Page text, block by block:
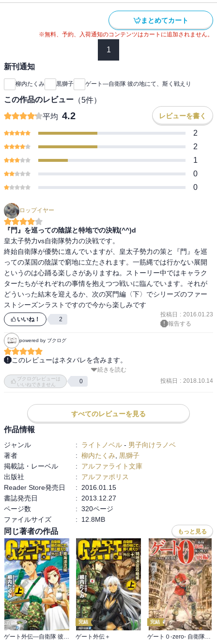
まとめてカート
※無料、予約、入荷通知のコンテンツはカートに追加されません。
1
新刊通知
柳内たくみ 黒獅子 ゲート―自衛隊 彼の地にて、斯く戦えり
この作品のレビュー （5件）
平均 4.2 レビューを書く
2
2
1
0
0
ロップイヤー
『門』を巡っての陰謀と特地での決戦(^^)d
皇太子勢力vs自衛隊勢力の決戦です。
終始自衛隊が優勢に進んでいますが、皇太子勢力の策と『門』を巡
っての某国の陰謀で窮地に立たされます。一筋縄では行かない展開
というのは心踊る楽しさがありますね。ストーリー中ではキャラク
ターたちがそれぞれの事情を抱えつつ戦いに臨んでいます。それが
どういった結末を迎えるか、次の冥門編〈下〉でシリーズのファー
ストシーズンラストですので今から楽しみです
いいね！ 2
投稿日 : 2016.01.23
報告する
powered by ブクログ
このレビューはネタバレを含みます。
そして、話はクライマックスへ（最終巻で伏線全部回収できるのか
な？）[more]
ー挿絵になってない件。
皇帝、ﾏﾁﾞ皇帝の噐。
ついに、銀座で諸外国（主に中国）の実力行使。
ディアボと中国がそんなに上手く繋がれるとは思えないんだよねと
か。
続きを読む
ブクログレビューは
いいねできません
0 投稿日 : 2018.10.14
すべてのレビューを見る
作品情報
ジャンル : ライトノベル - 男子向けラノベ
著者
: 柳内たくみ 黒獅子
掲載誌・レーベル
:
アルファライト文庫
出版社
:
アルファポリス
Reader Store発売日
:
2016.01.15
書誌発売日
:
2013.12.27
ページ数
: 320ページ
ファイルサイズ
: 12.8MB
同じ著者の作品 もっと見る
ゲート外伝―自衛隊 彼の地にて、斯く戦えり
完結
ゲート外伝＋
完結
ゲート０-zero- 自衛隊 銀座にて、斯く戦えり